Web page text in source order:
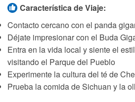
Característica de Viaje:
Contacto cercano con el panda
Déjate impresionar con el Buda
Entra en la vida local y siente el
visitando el Parque del Pueblo
Experimente la cultura del té de
Prueba la comida de Sichuan y la